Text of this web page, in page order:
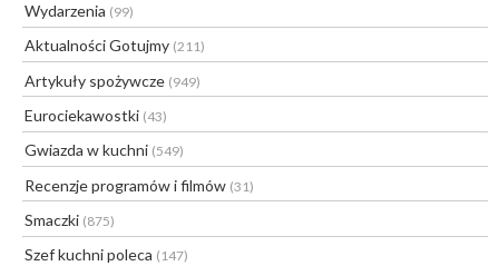
Wydarzenia (99)
Aktualności Gotujmy (211)
Artykuły spożywcze (949)
Eurociekawostki (43)
Gwiazda w kuchni (549)
Recenzje programów i filmów (31)
Smaczki (875)
Szef kuchni poleca (147)